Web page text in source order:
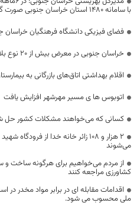
با سامانه 1480 استان خراسان جنوبی صورت گرفته است.
فضای فیزیکی دانشگاه فرهنگیان
خراسان جنوبی در معرض بیش از ۲۰ نوع بلای طبیعی قرار دارد
اقلام بهداشتی اتاق‌های بازرگانی به
اتوبوس ها ی مسیر مهرشهر افزایش یافت
کسانی که می‌خواهند مشکلات کشور حل
۲ هزار و ۱۰۸ زائر خانه خدا از
می‌شوند
از مردم می‌خواهیم برای هرگونه ساخت و
کشاورزی مراجعه کنند
اقدامات مقابله ای در برابر مواد مخدر
ملی محسوب می شود.